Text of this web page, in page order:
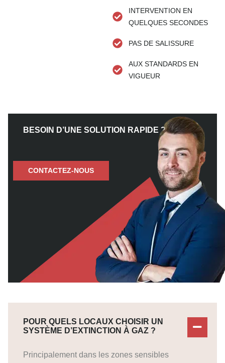
INTERVENTION EN
QUELQUES SECONDES
PAS DE SALISSURE
AUX STANDARDS EN
VIGUEUR
BESOIN D’UNE SOLUTION RAPIDE ?
CONTACTEZ-NOUS
POUR QUELS LOCAUX CHOISIR UN
SYSTÈME D’EXTINCTION À GAZ ?
Principalement dans les zones sensibles